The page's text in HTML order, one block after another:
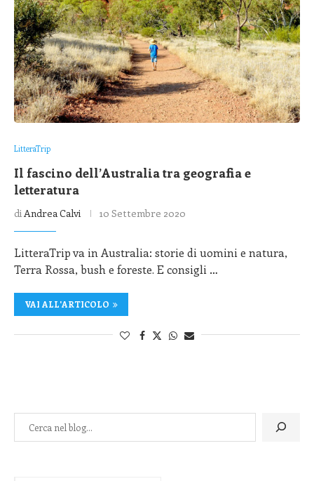
LitteraTrip
Il fascino dell’Australia tra geografia e
letteratura
diAndrea Calvi 10 Settembre 2020
LitteraTrip va in Australia: storie di uomini e natura,
Terra Rossa, bush e foreste. E consigli …
VAI ALL'ARTICOLO